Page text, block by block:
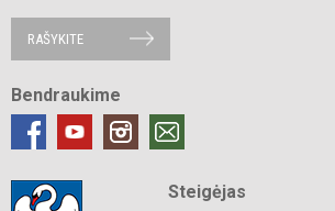
RAŠYKITE
Bendraukime
Steigėjas